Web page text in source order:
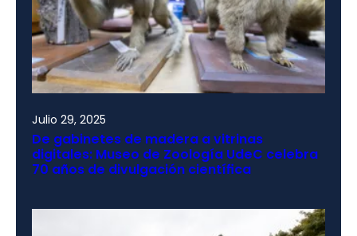
Julio 29, 2025
De gabinetes de madera a vitrinas
digitales: Museo de Zoología UdeC celebra
70 años de divulgación científica